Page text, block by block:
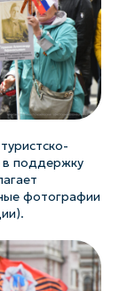
поддержку
фотографии